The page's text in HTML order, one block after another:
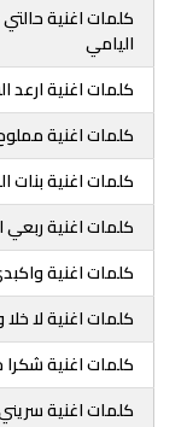
كلمات اغنية
اليامي
كلمات اغنية ارعد
كلمات اغنية
كلمات اغنية بنات
كلمات اغنية
كلمات اغنية
كلمات اغنية لا
كلمات اغنية شكرا
كلمات اغنية